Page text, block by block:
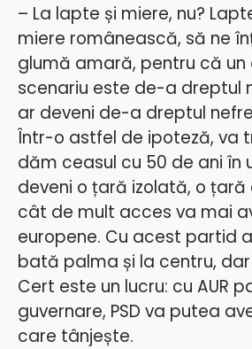
– La lapte și miere, nu?
miere românească, să ne
glumă amară, pentru că
scenariu este de-a dreptul
ar deveni de-a dreptul
Într-o astfel de ipoteză, va
dăm ceasul cu 50 de ani în
deveni o țară izolată, o țară
cât de mult acces va mai
europene. Cu acest partid
bată palma și la centru,
Cert este un lucru: cu AUR
guvernare, PSD va putea
care tânjește.